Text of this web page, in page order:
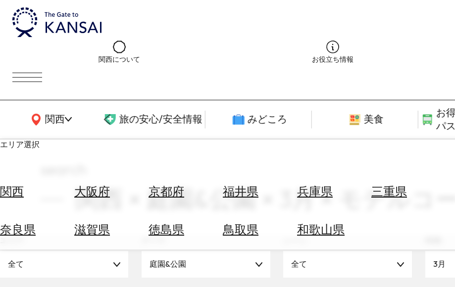
関西について お役立ち情報
関西
関西広域MAP 旅の安心/安全情報 みどころ 美食
お
パス
エリア選択
関西 大阪府 京都府 福井県 兵庫県 三重県
奈良県 滋賀県 徳島県 鳥取県 和歌山県
ホ
関西 × 庭園&公園 × 3月 × モデルコー
全て 庭園&公園 全て 3月